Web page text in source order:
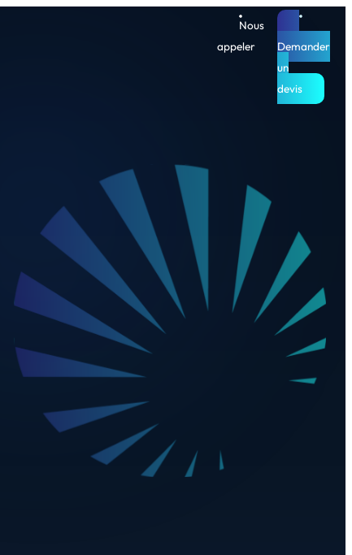
Nous
appeler
Demander
un
devis